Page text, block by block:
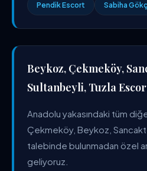
Pendik Escort Sabiha
Beykoz, Çekmeköy,
Sultanbeyli, Tuzla
Anadolu yakasındaki tüm
Çekmeköy, Beykoz,
talebinde bulunmadan özel
geliyoruz.